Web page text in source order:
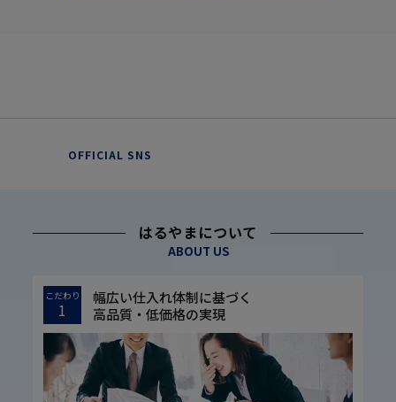
OFFICIAL SNS
はるやまについて
ABOUT US
こだわり
1
幅広い仕入れ体制に基づく
高品質・低価格の実現